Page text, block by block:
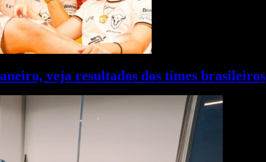
veja resultados dos times brasileiros